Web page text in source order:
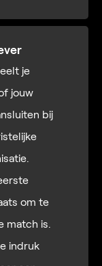
je
jouw
bij
om te
match is.
indruk